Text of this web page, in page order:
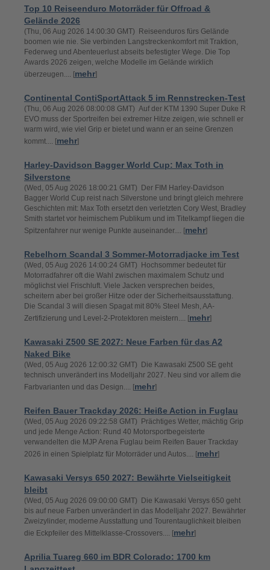
Top 10 Reiseenduro Motorräder für Offroad &
Gelände 2026
(Thu, 06 Aug 2026 14:00:30 GMT) Reiseenduros fürs Gelände
boomen wie nie. Sie verbinden Langstreckenkomfort mit Traktion,
Federweg und Abenteuerlust abseits befestigter Wege. Die Top
Awards 2026 zeigen, welche Modelle im Gelände wirklich
überzeugen.... [mehr]
Continental ContiSportAttack 5 im Rennstrecken-Test
(Thu, 06 Aug 2026 08:00:08 GMT) Auf der KTM 1390 Super Duke R
EVO muss der Sportreifen bei extremer Hitze zeigen, wie schnell er
warm wird, wie viel Grip er bietet und wann er an seine Grenzen
kommt.... [mehr]
Harley-Davidson Bagger World Cup: Max Toth in
Silverstone
(Wed, 05 Aug 2026 18:00:21 GMT) Der FIM Harley-Davidson
Bagger World Cup reist nach Silverstone und bringt gleich mehrere
Geschichten mit: Max Toth ersetzt den verletzten Cory West, Bradley
Smith startet vor heimischem Publikum und im Titelkampf liegen die
Spitzenfahrer nur wenige Punkte auseinander.... [mehr]
Rebelhorn Scandal 3 Sommer-Motorradjacke im Test
(Wed, 05 Aug 2026 14:00:24 GMT) Hochsommer bedeutet für
Motorradfahrer oft die Wahl zwischen maximalem Schutz und
möglichst viel Frischluft. Viele Jacken versprechen beides,
scheitern aber bei großer Hitze oder der Sicherheitsausstattung.
Die Scandal 3 will diesen Spagat mit 80% Steel Mesh, AA-
Zertifizierung und Level-2-Protektoren meistern.... [mehr]
Kawasaki Z500 SE 2027: Neue Farben für das A2
Naked Bike
(Wed, 05 Aug 2026 12:00:32 GMT) Die Kawasaki Z500 SE geht
technisch unverändert ins Modelljahr 2027. Neu sind vor allem die
Farbvarianten und das Design.... [mehr]
Reifen Bauer Trackday 2026: Heiße Action in Fuglau
(Wed, 05 Aug 2026 09:22:58 GMT) Prächtiges Wetter, mächtig Grip
und jede Menge Action: Rund 40 Motorsportbegeisterte
verwandelten die MJP Arena Fuglau beim Reifen Bauer Trackday
2026 in einen Spielplatz für Motorräder und Autos.... [mehr]
Kawasaki Versys 650 2027: Bewährte Vielseitigkeit
bleibt
(Wed, 05 Aug 2026 09:00:00 GMT) Die Kawasaki Versys 650 geht
bis auf neue Farben unverändert in das Modelljahr 2027. Bewährter
Zweizylinder, moderne Ausstattung und Tourentauglichkeit bleiben
die Eckpfeiler des Mittelklasse-Crossovers.... [mehr]
Aprilia Tuareg 660 im BDR Colorado: 1700 km